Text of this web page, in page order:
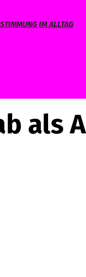
IM ALLTAG
als